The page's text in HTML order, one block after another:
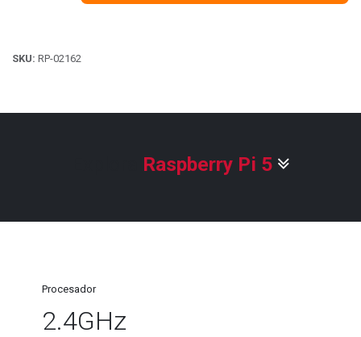
SKU: RP-02162
Raspberry Pi 5
Procesador
2.4GHz